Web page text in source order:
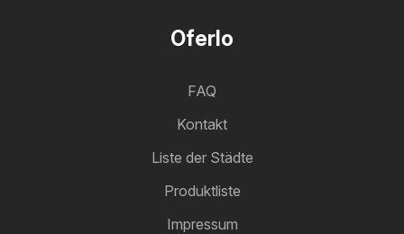
Oferlo
FAQ
Kontakt
Liste der Städte
Produktliste
Impressum